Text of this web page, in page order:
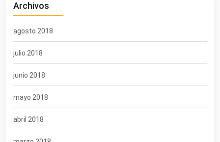
Archivos
agosto 2018
julio 2018
junio 2018
mayo 2018
abril 2018